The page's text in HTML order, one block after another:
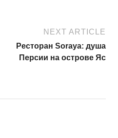
NEXT ARTICLE
Ресторан Soraya: душа
Персии на острове Яс